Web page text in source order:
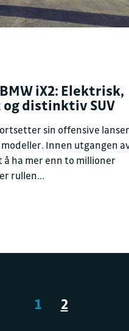
iX2: Elektrisk,
distinktiv SUV
sin offensive
Innen utgangen
å ha mer enn to millioner
rullen...
1 2